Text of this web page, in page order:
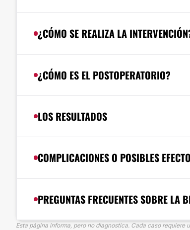
¿CÓMO SE REALIZA LA
¿CÓMO ES EL POSTOPERATORIO?
LOS RESULTADOS
COMPLICACIONES O POSIBLES
PREGUNTAS FRECUENTES SOBRE LA
Esta página informa, pero no diagnostica. Cada caso